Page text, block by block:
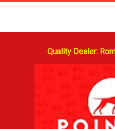
Quality Dealer: